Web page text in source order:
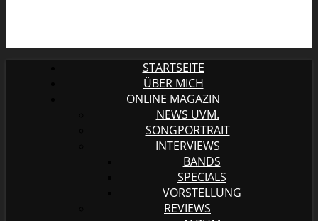
STARTSEITE
ÜBER MICH
ONLINE MAGAZIN
NEWS UVM.
SONGPORTRAIT
INTERVIEWS
BANDS
SPECIALS
VORSTELLUNG
REVIEWS